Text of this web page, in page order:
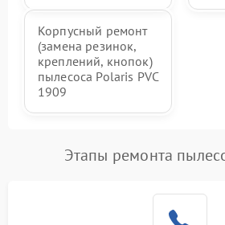
Корпусный ремонт
(замена резинок,
креплений, кнопок)
пылесоса Polaris PVC
1909
Этапы ремонта